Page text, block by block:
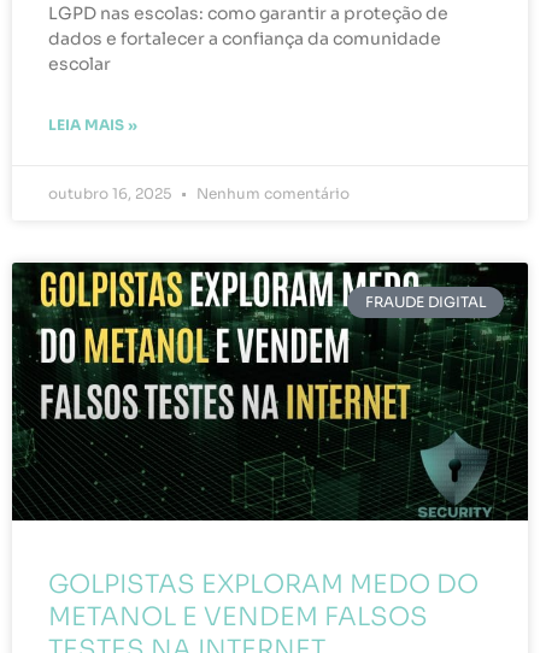
LGPD nas escolas: como garantir a proteção de
dados e fortalecer a confiança da comunidade
escolar
LEIA MAIS »
outubro 16, 2025 Nenhum comentário
FRAUDE DIGITAL
GOLPISTAS EXPLORAM MEDO DO
METANOL E VENDEM FALSOS